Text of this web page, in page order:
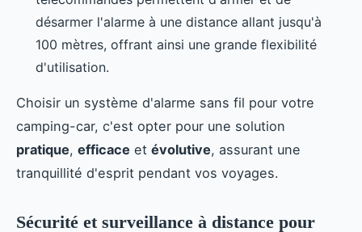
désarmer l'alarme à une distance allant jusqu'à
100 mètres, offrant ainsi une grande flexibilité
d'utilisation.
Choisir un système d'alarme sans fil pour votre
camping-car, c'est opter pour une solution
pratique, efficace et évolutive, assurant une
tranquillité d'esprit pendant vos voyages.
Sécurité et surveillance à distance pour